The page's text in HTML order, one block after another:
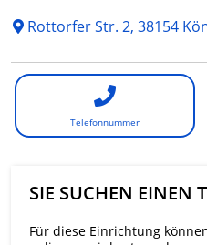
Rottorfer Str. 2, 38154
Telefonnummer
SIE SUCHEN EINEN
Für diese Einrichtung